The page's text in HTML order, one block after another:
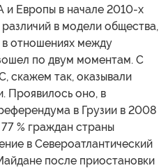
и Европы в начале 2010-х
в модели общества,
отношениях между
по двум моментам. С
скажем так, оказывали
Проявилось оно, в
в Грузии в 2008
% граждан страны
в Североатлантический
после приостановки